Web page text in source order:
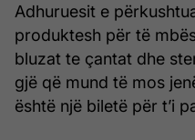
Adhuruesit e
produktesh për të
bluzat te çantat dhe
gjë që mund të mos
është një biletë për t’i